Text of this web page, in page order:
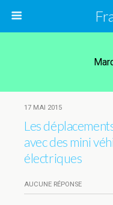
17 MAI 2015
Les
avec des mini
électriques
AUCUNE RÉPONSE